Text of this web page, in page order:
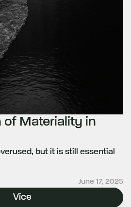
of Materiality in
but it is still essential
June 17, 2025
Více